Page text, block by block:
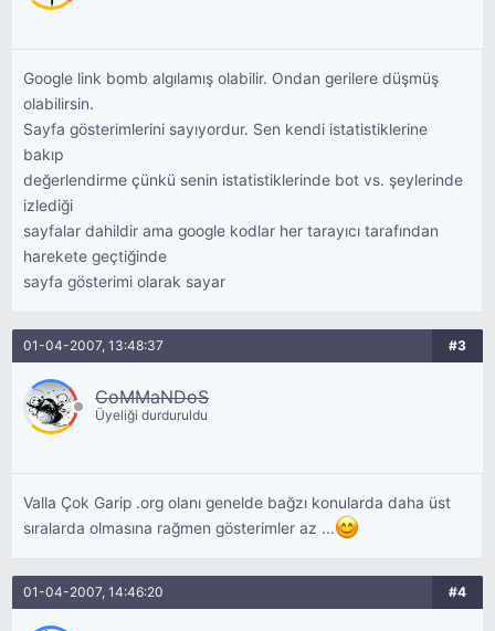
Google link bomb algılamış olabilir. Ondan gerilere düşmüş
olabilirsin.
Sayfa gösterimlerini sayıyordur. Sen kendi istatistiklerine
bakıp
değerlendirme çünkü senin istatistiklerinde bot vs. şeylerinde
izlediği
sayfalar dahildir ama google kodlar her tarayıcı tarafından
harekete geçtiğinde
sayfa gösterimi olarak sayar
01-04-2007, 13:48:37 #3
CoMMaNDoS
Üyeliği durduruldu
Valla Çok Garip .org olanı genelde bağzı konularda daha üst
sıralarda olmasına rağmen gösterimler az ...
01-04-2007, 14:46:20 #4